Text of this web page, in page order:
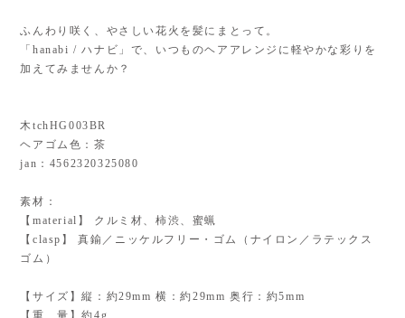
ふんわり咲く、やさしい花火を髪にまとって。
「hanabi / ハナビ」で、いつものヘアアレンジに軽やかな彩りを
加えてみませんか？
木tchHG003BR
ヘアゴム色：茶
jan：4562320325080
素材：
【material】 クルミ材、柿渋、蜜蝋
【clasp】 真鍮／ニッケルフリー・ゴム（ナイロン／ラテックス
ゴム）
【サイズ】縦：約29mm 横：約29mm 奥行：約5mm
【重 量】約4g